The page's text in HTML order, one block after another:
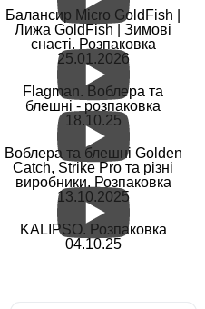
В наявності
Маг: 4 шт Базар: 10 шт
14 шт.
PROFI FK-1026 №4
Балансир Micro GoldFish |
Лижа GoldFish | Зимові
снасті. Розпаковка
25.01.2026
Flagman. Воблера та
блешні - розпаковка
18.10.25
Воблера та блешні Golden
Catch, Strike Pro та різні
виробники. Розпаковка
13.10.2025
KALIPSO. Розпаковка
04.10.25